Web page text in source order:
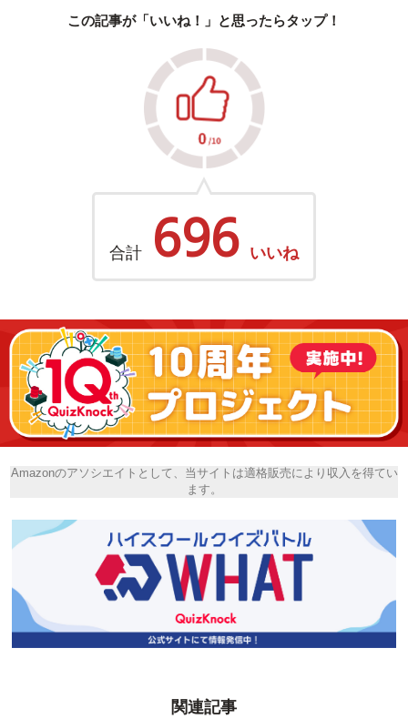
この記事が「いいね！」と思ったらタップ！
合計 696 いいね
Amazonのアソシエイトとして、当サイトは適格販売により収入を得てい
ます。
関連記事